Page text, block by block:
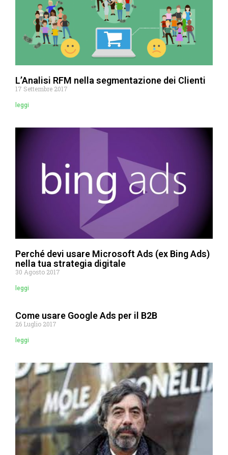
L’Analisi RFM nella segmentazione dei Clienti
17 Settembre 2017
leggi
Perché devi usare Microsoft Ads (ex Bing Ads)
nella tua strategia digitale
30 Agosto 2017
leggi
Come usare Google Ads per il B2B
26 Luglio 2017
leggi